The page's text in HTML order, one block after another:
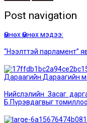
Post navigation
ӨмнөхӨмнөх мэдээ:
“Нээлттэй парламент”
Дараагийн Дараагийн
Нийслэлийн Засаг
Б.Пүрэвдагвыг томиллоо